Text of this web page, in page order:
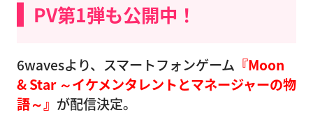
PV第1弾も公開中！
6wavesより、スマートフォンゲーム 『Moon
& Star ～イケメンタレントとマネージャーの物
語～』 が配信決定。